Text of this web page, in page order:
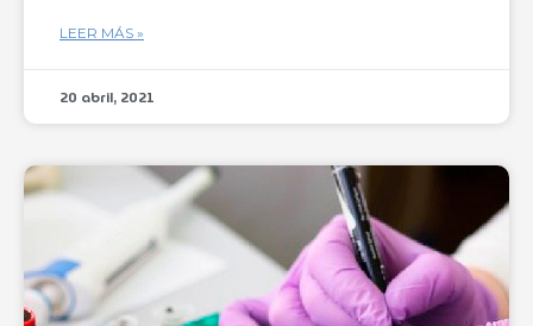
LEER MÁS »
20 abril, 2021